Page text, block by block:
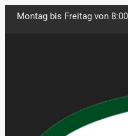
Montag bis Freitag von